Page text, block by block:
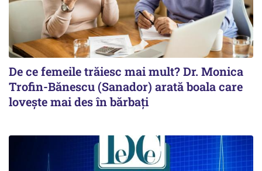
De ce femeile trăiesc mai mult? Dr. Monica
Trofin-Bănescu (Sanador) arată boala care
lovește mai des în bărbați